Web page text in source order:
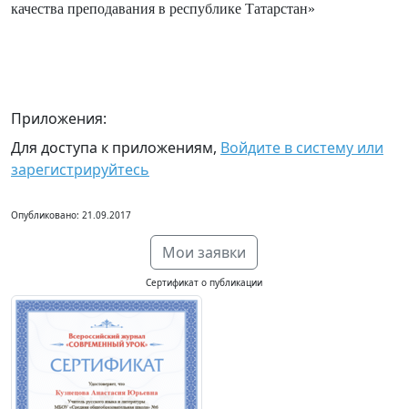
качества преподавания в республике Татарстан»
Приложения:
Для доступа к приложениям, Войдите в систему или
зарегистрируйтесь
Опубликовано: 21.09.2017
Мои заявки
Сертификат о публикации